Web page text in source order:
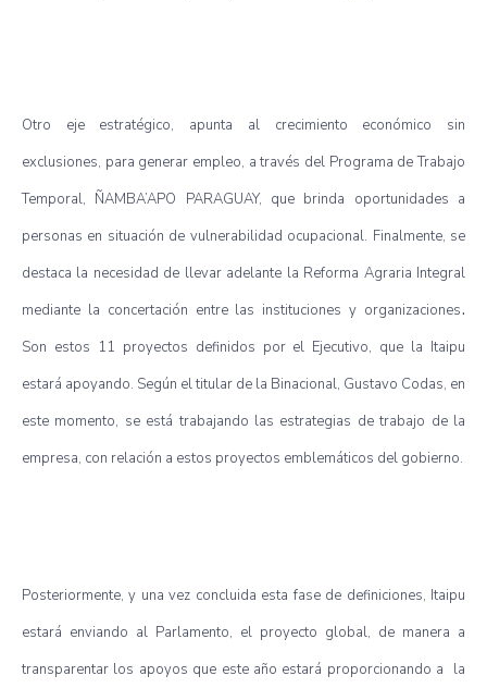
Otro eje estratégico, apunta al crecimiento económico sin
exclusiones, para generar empleo, a través del Programa de Trabajo
Temporal, ÑAMBA’APO PARAGUAY, que brinda oportunidades a
personas en situación de vulnerabilidad ocupacional. Finalmente, se
destaca la necesidad de llevar adelante la Reforma Agraria Integral
mediante la concertación entre las instituciones y organizaciones.
Son estos 11 proyectos definidos por el Ejecutivo, que la Itaipu
estará apoyando. Según el titular de la Binacional, Gustavo Codas, en
este momento, se está trabajando las estrategias de trabajo de la
empresa, con relación a estos proyectos emblemáticos del gobierno.
Posteriormente, y una vez concluida esta fase de definiciones, Itaipu
estará enviando al Parlamento, el proyecto global, de manera a
transparentar los apoyos que este año estará proporcionando a la